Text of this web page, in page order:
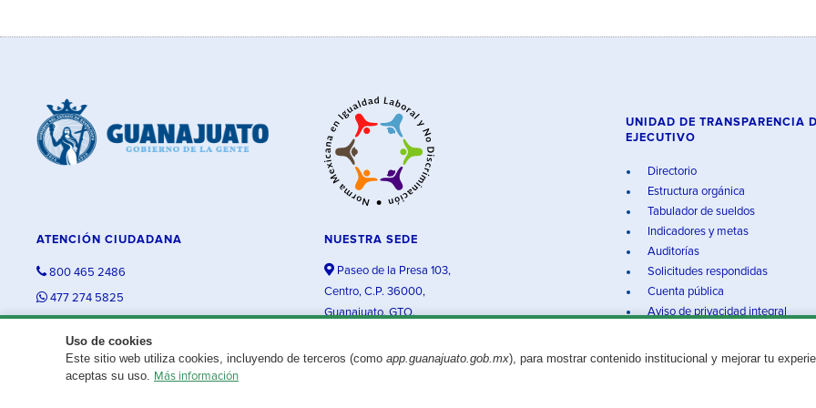
Uso de cookies
Este sitio web utiliza cookies, incluyendo de terceros (como app.guanajuato.gob.mx), para mostrar contenido institucional y mejorar tu
aceptas su uso. Más información
ATENCIÓN CIUDADANA
800 465 2486
477 274 5825
NUESTRA SEDE
Paseo de la Presa 103,
Centro, C.P. 36000,
Guanajuato, GTO.
UNIDAD DE TRANSPARENCIA
EJECUTIVO
Directorio
Estructura orgánica
Tabulador de sueldos
Indicadores y metas
Auditorías
Solicitudes respondidas
Cuenta pública
Aviso de privacidad integral
¿Existe algún problema con esta página?Repórtalo aquí. Aviso legal© 2025 Gobierno del Estado de Guanajuato